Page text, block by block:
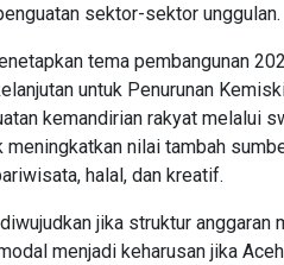
sektor-sektor unggulan.
tema pembangunan
untuk Penurunan
kemandirian rakyat melalui
nilai tambah
halal, dan kreatif.
jika struktur
menjadi keharusan jika